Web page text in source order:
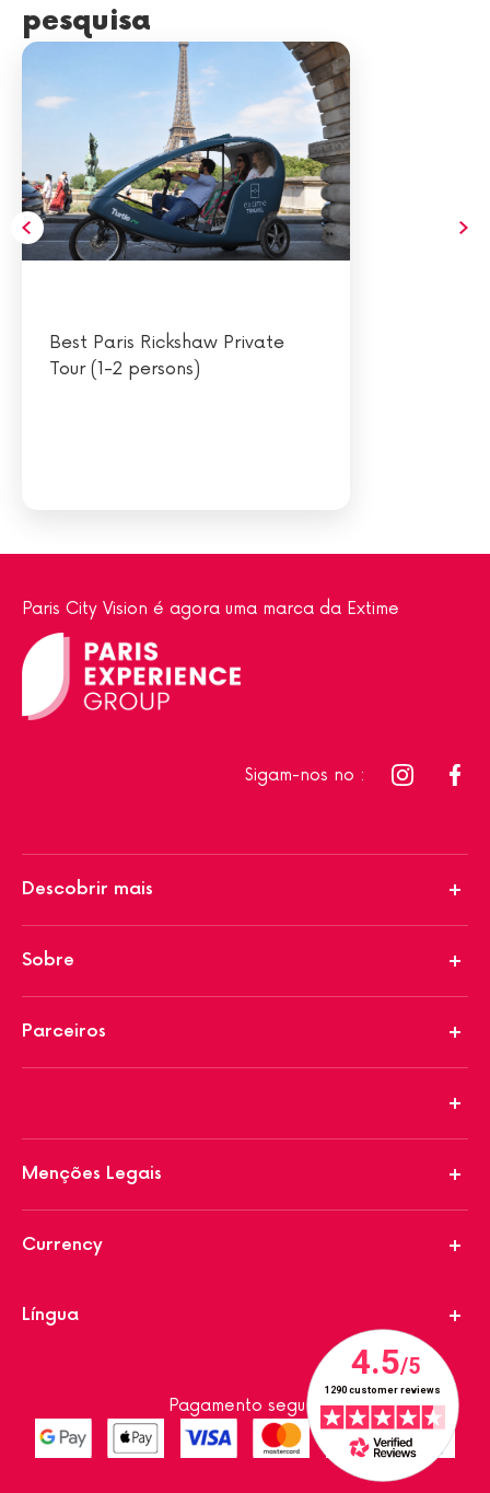
pesquisa
Best Paris Rickshaw Private
Tour (1-2 persons)
Paris City Vision é agora uma marca da Extime
Sigam-nos no :
Descobrir mais
Sobre
Parceiros
Menções Legais
Currency
Língua
Pagamento seguro